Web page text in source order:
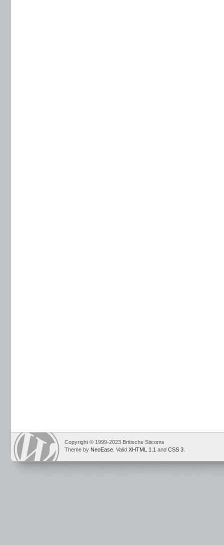
Copyright © 1999-2023 Britische Sitcoms
Theme by NeoEase . Valid XHTML 1.1 and CSS 3